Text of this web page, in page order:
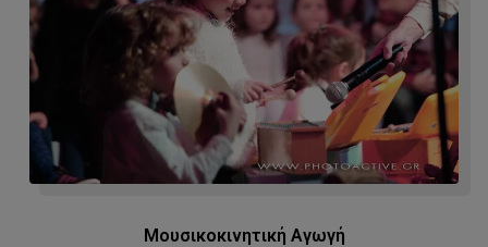
Μουσικοκινητική Αγωγή